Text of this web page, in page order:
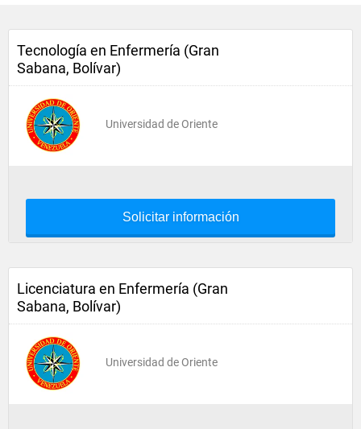
Tecnología en Enfermería (Gran
Sabana, Bolívar)
Universidad de Oriente
Solicitar información
Licenciatura en Enfermería (Gran
Sabana, Bolívar)
Universidad de Oriente